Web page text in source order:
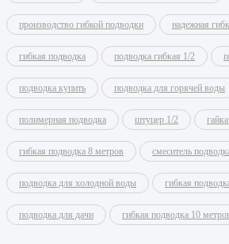
производство гибкой подводки надежная
гибкая подводка подводка гибкая 1/2
подводка купить подводка для горячей воды
полимерная подводка штуцер 1/2
гибкая подводка 8 метров смеситель
подводка для холодной воды гибкая
подводка для дачи гибкая подводка 10